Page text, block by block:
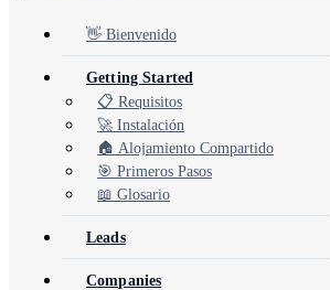
Most popular modules and add-ons
🔗 Integrations
Third-party services & APIs
⚙️Automation & Tools
Workflow automation & dev tools
🎨 Themes & Security
UI customization & protection
👋 Bienvenido
Getting Started
📋 Requisitos
🚀 Instalación
🏠 Alojamiento Compartido
🎯 Primeros Pasos
📖 Glosario
Leads
Companies